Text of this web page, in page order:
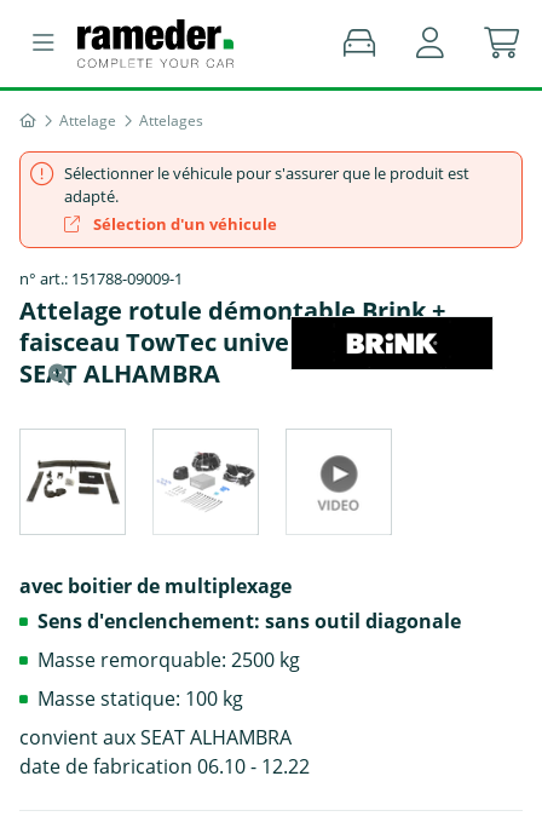
Attelage Attelages
Sélectionner le véhicule pour s'assurer que le produit est
adapté.
Sélection d'un véhicule
n° art.: 151788-09009-1
Attelage rotule démontable Brink +
faisceau TowTec universel 7 broches -
SEAT ALHAMBRA
avec boitier de multiplexage
Sens d'enclenchement: sans outil diagonale
Masse remorquable: 2500 kg
Masse statique: 100 kg
convient aux SEAT ALHAMBRA
date de fabrication 06.10 - 12.22